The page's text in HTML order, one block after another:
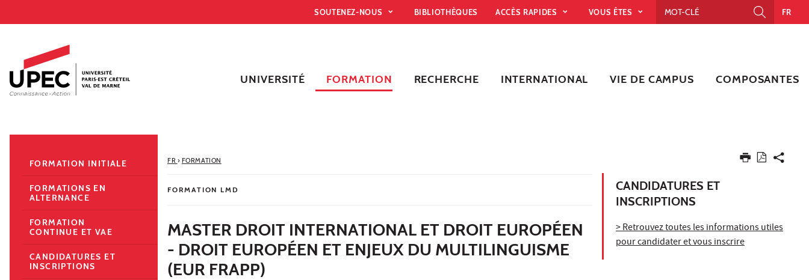
Accès directs
Recherche
Navigation secondaire
SOUTENEZ-NOUS BIBLIOTHÈQUES ACCÈS RAPIDES VOUS ÊTES FR
UNIVERSITÉ FORMATION RECHERCHE INTERNATIONAL VIE DE CAMPUS COMPOSANTES
FR › FORMATION
FORMATION LMD
MASTER DROIT INTERNATIONAL ET DROIT EUROPÉEN
- DROIT EUROPÉEN ET ENJEUX DU MULTILINGUISME
(EUR FRAPP)
CANDIDATURES ET
INSCRIPTIONS
> Retrouvez toutes les informations utiles
pour candidater et vous inscrire
FORMATION INITIALE
FORMATIONS EN
ALTERNANCE
FORMATION
CONTINUE ET VAE
CANDIDATURES ET
INSCRIPTIONS